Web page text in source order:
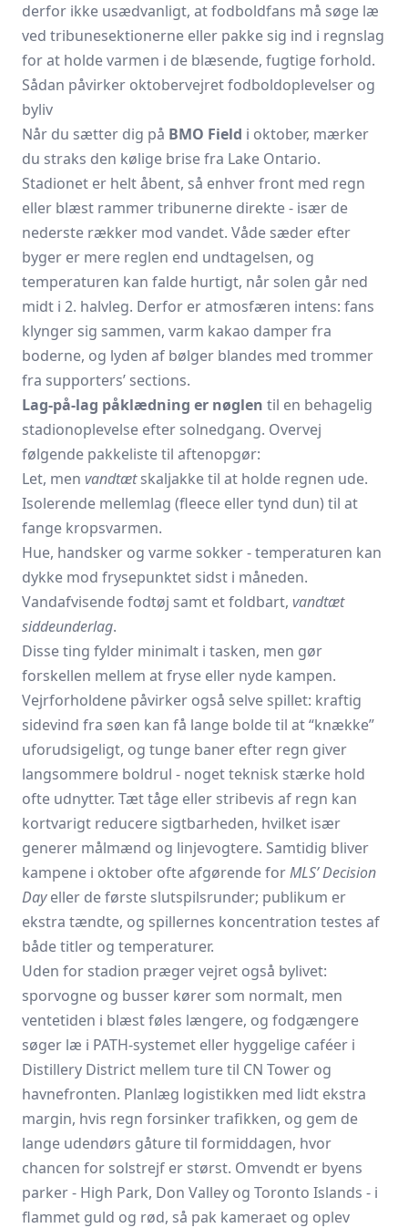
derfor ikke usædvanligt, at fodboldfans må søge læ
ved tribunesektionerne eller pakke sig ind i regnslag
for at holde varmen i de blæsende, fugtige forhold.
Sådan påvirker oktobervejret fodboldoplevelser og
byliv
Når du sætter dig på BMO Field i oktober, mærker
du straks den kølige brise fra Lake Ontario.
Stadionet er helt åbent, så enhver front med regn
eller blæst rammer tribunerne direkte - især de
nederste rækker mod vandet. Våde sæder efter
byger er mere reglen end undtagelsen, og
temperaturen kan falde hurtigt, når solen går ned
midt i 2. halvleg. Derfor er atmosfæren intens: fans
klynger sig sammen, varm kakao damper fra
boderne, og lyden af bølger blandes med trommer
fra supporters’ sections.
Lag-på-lag påklædning er nøglen til en behagelig
stadionoplevelse efter solnedgang. Overvej
følgende pakkeliste til aftenopgør:
Let, men vandtætskaljakke til at holde regnen ude.
Isolerende mellemlag (fleece eller tynd dun) til at
fange kropsvarmen.
Hue, handsker og varme sokker - temperaturen kan
dykke mod frysepunktet sidst i måneden.
Vandafvisende fodtøj samt et foldbart, vandtæt
siddeunderlag.
Disse ting fylder minimalt i tasken, men gør
forskellen mellem at fryse eller nyde kampen.
Vejrforholdene påvirker også selve spillet: kraftig
sidevind fra søen kan få lange bolde til at “knække”
uforudsigeligt, og tunge baner efter regn giver
langsommere boldrul - noget teknisk stærke hold
ofte udnytter. Tæt tåge eller stribevis af regn kan
kortvarigt reducere sigtbarheden, hvilket især
generer målmænd og linjevogtere. Samtidig bliver
kampene i oktober ofte afgørende forMLS’ Decision
Dayeller de første slutspilsrunder; publikum er
ekstra tændte, og spillernes koncentration testes af
både titler og temperaturer.
Uden for stadion præger vejret også bylivet:
sporvogne og busser kører som normalt, men
ventetiden i blæst føles længere, og fodgængere
søger læ i PATH-systemet eller hyggelige caféer i
Distillery District mellem ture til CN Tower og
havnefronten. Planlæg logistikken med lidt ekstra
margin, hvis regn forsinker trafikken, og gem de
lange udendørs gåture til formiddagen, hvor
chancen for solstrejf er størst. Omvendt er byens
parker - High Park, Don Valley og Toronto Islands - i
flammet guld og rød, så pak kameraet og oplev